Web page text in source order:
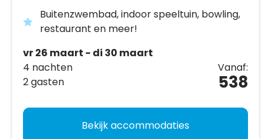
Buitenzwembad, indoor speeltuin, bowling,
restaurant en meer!
vr 26 maart - di 30 maart
4 nachten
2 gasten
Vanaf:
538
Bekijk accommodaties